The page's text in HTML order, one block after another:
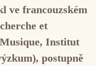
ve francouzském
et
Institut
postupně